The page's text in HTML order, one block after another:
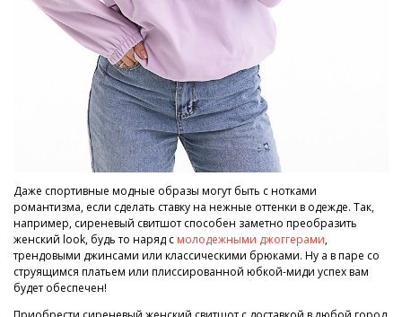
Даже спортивные модные образы могут быть с нотками
романтизма, если сделать ставку на нежные оттенки в одежде. Так,
например, сиреневый свитшот способен заметно преобразить
женский look, будь то наряд с молодежными джоггерами,
трендовыми джинсами или классическими брюками. Ну а в паре со
струящимся платьем или плиссированной юбкой-миди успех вам
будет обеспечен!